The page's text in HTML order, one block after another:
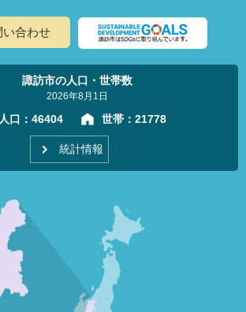
い合わせ
諏訪市の人口・世帯数
2026年8月1日
人口： 46404 世帯： 21778
統計情報